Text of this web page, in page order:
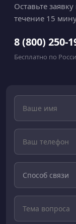
Оставьте
течение 15
8 (800) 250-
Бесплатно по